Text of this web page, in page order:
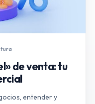
de venta: tu
entender y